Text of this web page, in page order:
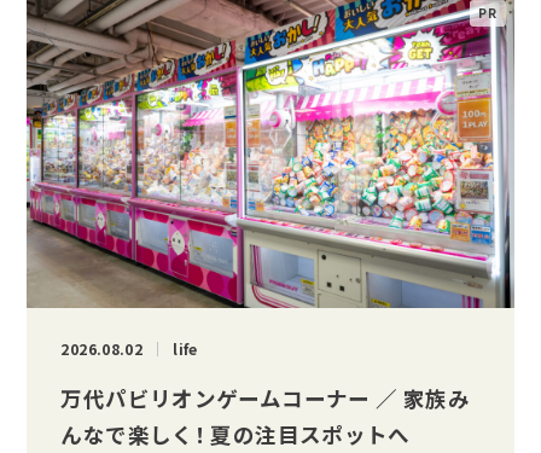
2026.08.02 life
万代パビリオンゲームコーナー ／ 家族み
んなで楽しく！ 夏の注目スポットへ